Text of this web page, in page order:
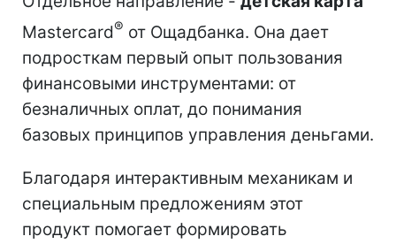
Mastercard® от Ощадбанка. Она дает
подросткам первый опыт пользования
финансовыми инструментами: от
безналичных оплат, до понимания
базовых принципов управления деньгами.
Благодаря интерактивным механикам и
специальным предложениям этот
продукт помогает формировать